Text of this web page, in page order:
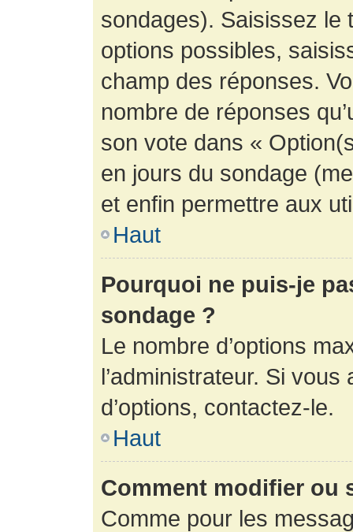
sondages). Saisissez le
options possibles,
champ des réponses.
nombre de réponses
son vote dans «
en jours du sondage
et enfin permettre aux
Haut
Pourquoi ne puis-je
sondage ?
Le nombre d’options
l’administrateur. Si
d’options, contactez-le.
Haut
Comment modifier ou
Comme pour les